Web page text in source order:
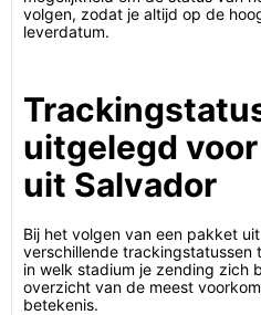
volgen, zodat je altijd op de
leverdatum.
uitgelegd
uit Salvador
Bij het volgen van een pakket
verschillende trackingstatussen
in welk stadium je zending zich
overzicht van de meest
betekenis.